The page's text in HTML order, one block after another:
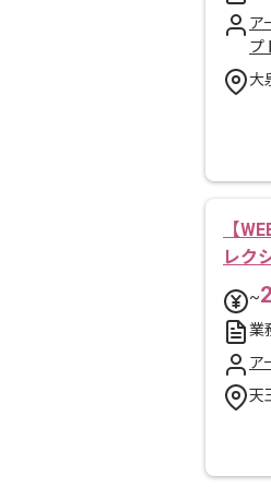
ア
プ
大
【
レク
~
業
ア
天